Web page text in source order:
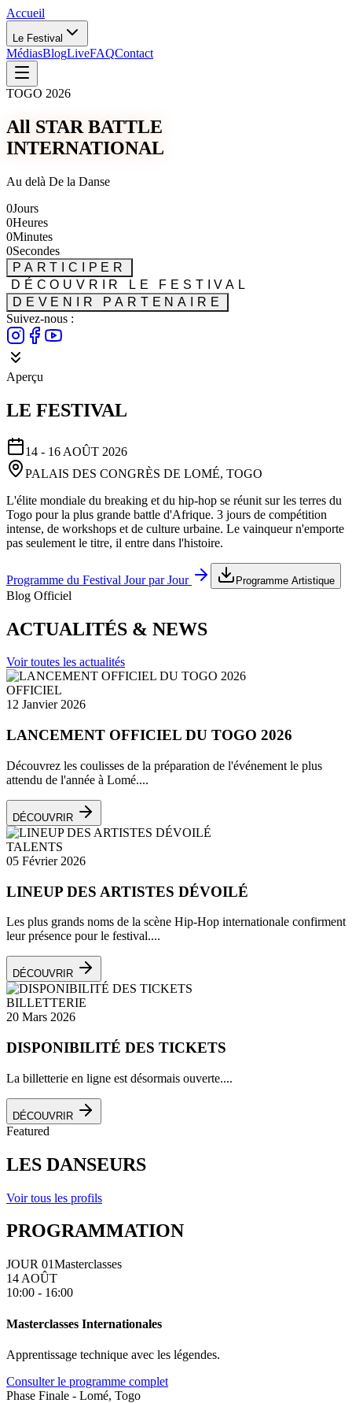
Accueil
Le Festival
MédiasBlogLiveFAQContact
TOGO 2026
All STAR BATTLE
INTERNATIONAL
Au delà De la Danse
0Jours
0Heures
0Minutes
0Secondes
PARTICIPER
DÉCOUVRIR LE FESTIVAL
DEVENIR PARTENAIRE
Suivez-nous :
Aperçu
LE FESTIVAL
14 - 16 AOÛT 2026
PALAIS DES CONGRÈS DE LOMÉ, TOGO
L'élite mondiale du breaking et du hip-hop se réunit sur les terres du
Togo pour la plus grande battle d'Afrique. 3 jours de compétition
intense, de workshops et de culture urbaine. Le vainqueur n'emporte
pas seulement le titre, il entre dans l'histoire.
Programme du Festival Jour par Jour Programme Artistique
Blog Officiel
ACTUALITÉS & NEWS
Voir toutes les actualités
OFFICIEL
12 Janvier 2026
LANCEMENT OFFICIEL DU TOGO 2026
Découvrez les coulisses de la préparation de l'événement le plus
attendu de l'année à Lomé....
DÉCOUVRIR
TALENTS
05 Février 2026
LINEUP DES ARTISTES DÉVOILÉ
Les plus grands noms de la scène Hip-Hop internationale confirment
leur présence pour le festival....
DÉCOUVRIR
BILLETTERIE
20 Mars 2026
DISPONIBILITÉ DES TICKETS
La billetterie en ligne est désormais ouverte....
DÉCOUVRIR
Featured
LES DANSEURS
Voir tous les profils
PROGRAMMATION
JOUR 01Masterclasses
14 AOÛT
10:00 - 16:00
Masterclasses Internationales
Apprentissage technique avec les légendes.
Consulter le programme complet
Phase Finale - Lomé, Togo